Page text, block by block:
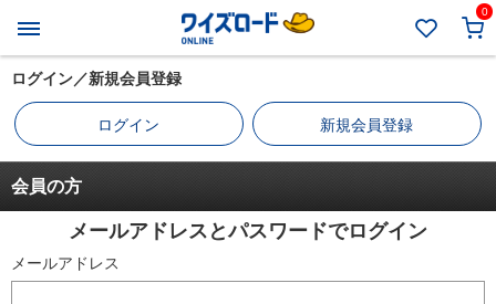
0
ログイン／新規会員登録
ログイン 新規会員登録
会員の方
メールアドレスとパスワードでログイン
メールアドレス